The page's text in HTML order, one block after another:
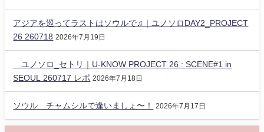
アジアを巡ってラストはソウルで♫｜ユノソロDAY2_PROJECT
26 260718 2026年7月19日
ユノソロ_セトリ｜U-KNOW PROJECT 26 : SCENE#1 in
SEOUL 260717 レポ 2026年7月18日
ソウル チャムシルで逢いましょ〜！ 2026年7月17日